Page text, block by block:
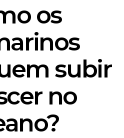
os
subir
no